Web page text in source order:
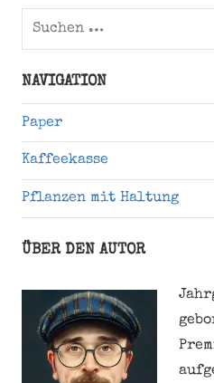
Suchen
NAVIGATION
Paper
Kaffeekasse
Pflanzen mit Haltung
ÜBER DEN AUTOR